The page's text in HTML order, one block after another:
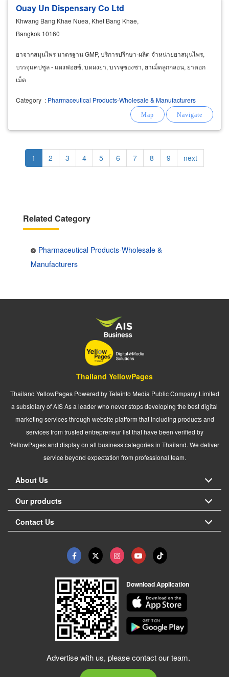
Ouay Un Dispensary Co Ltd
Khwang Bang Khae Nuea, Khet Bang Khae,
Bangkok 10160
ยาจากสมุนไพร มาตรฐาน GMP, บริการปรึกษา-ผลิต จำหน่ายยาสมุนไพร,
บรรจุแคปซูล - แผงฟอยซ์, บดผงยา, บรรจุซองชา, ยาเม็ดลูกกลอน, ยาตอก
เม็ด
Category : Pharmaceutical Products-Wholesale & Manufacturers
Pagination
Current
page
1 Page
2 Page
3 Page
4 Page
5 Page
6 Page
7 Page
8 Page
9
Next
page
next
Related Category
Pharmaceutical Products-Wholesale &
Manufacturers
Thailand YellowPages
Thailand YellowPages Powered by Teleinfo Media Public Company Limited
a subsidiary of AIS As a leader who never stops developing the best digital
marketing services through website platform that including products and
services from trusted entrepreneur list that have been verified by
YellowPages and display on all business categories in Thailand. We deliver
service beyond expectation from professional team.
About Us
Our products
Contact Us
Download Application
Advertise with us, please contact our team.